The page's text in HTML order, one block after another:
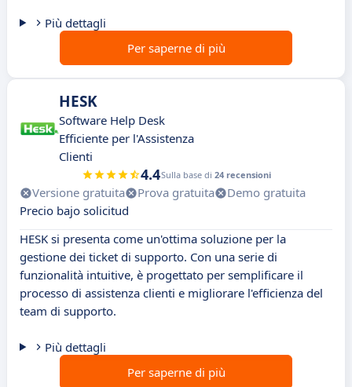
Più dettagli
Per saperne di più
HESK
Software Help Desk
Efficiente per l'Assistenza
Clienti
4.4Sulla base di 24 recensioni
Versione gratuita Prova gratuita
Demo gratuita
Precio bajo solicitud
HESK si presenta come un'ottima soluzione per la
gestione dei ticket di supporto. Con una serie di
funzionalità intuitive, è progettato per semplificare il
processo di assistenza clienti e migliorare l'efficienza del
team di supporto.
Più dettagli
Per saperne di più